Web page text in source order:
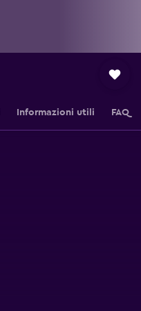
Informazioni utili FAQ